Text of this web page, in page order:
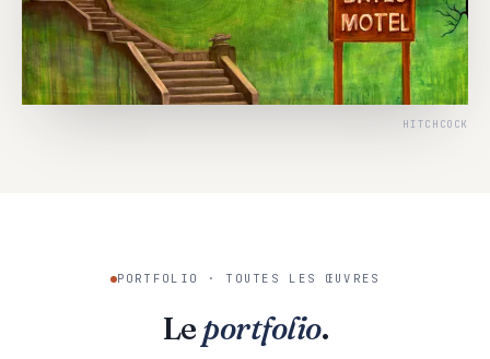
HITCHCOCK
PORTFOLIO · TOUTES LES ŒUVRES
Le portfolio.